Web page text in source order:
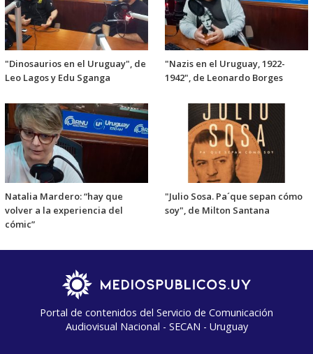
"Dinosaurios en el Uruguay", de
Leo Lagos y Edu Sganga
"Nazis en el Uruguay, 1922-
1942", de Leonardo Borges
Natalia Mardero: “hay que
volver a la experiencia del
cómic”
"Julio Sosa. Pa´que sepan cómo
soy", de Milton Santana
Portal de contenidos del Servicio de Comunicación
Audiovisual Nacional - SECAN - Uruguay